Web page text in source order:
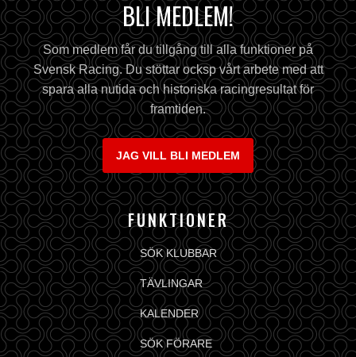
BLI MEDLEM!
Som medlem får du tillgång till alla funktioner på
Svensk Racing. Du stöttar ocksp vårt arbete med att
spara alla nutida och historiska racingresultat för
framtiden.
JAG VILL BLI MEDLEM
FUNKTIONER
SÖK KLUBBAR
TÄVLINGAR
KALENDER
SÖK FÖRARE